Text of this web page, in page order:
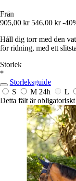
Från
905,00 kr 546,00 kr -
Håll dig torr med den
för ridning, med ett
Storlek
*
Storleksguide
S
M 24h L
Detta fält är obligatoriskt